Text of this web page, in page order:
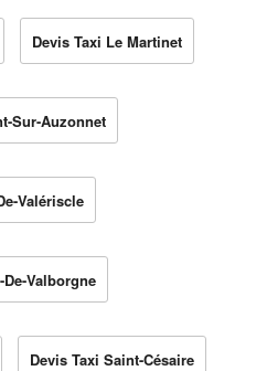
Devis Taxi Le Martinet
Sur-Auzonnet
Valériscle
Valborgne
Devis Taxi Saint-Césaire